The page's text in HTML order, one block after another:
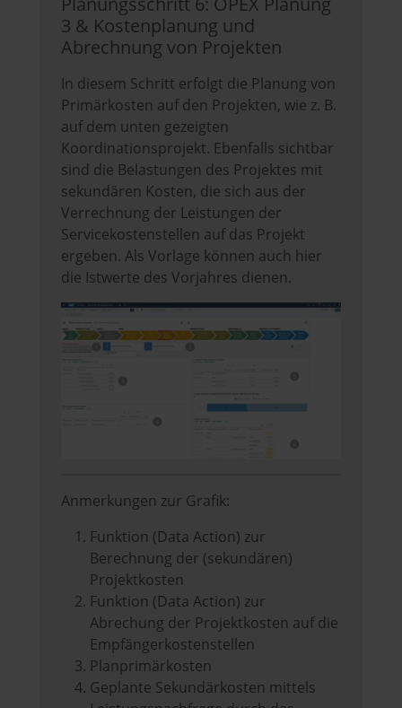
3 & Kostenplanung und
Abrechnung von Projekten
In diesem Schritt erfolgt die Planung von
Primärkosten auf den Projekten, wie z. B.
auf dem unten gezeigten
Koordinationsprojekt. Ebenfalls sichtbar
sind die Belastungen des Projektes mit
sekundären Kosten, die sich aus der
Verrechnung der Leistungen der
Servicekostenstellen auf das Projekt
ergeben. Als Vorlage können auch hier
die Istwerte des Vorjahres dienen.
Anmerkungen zur Grafik:
Funktion (Data Action) zur
Berechnung der (sekundären)
Projektkosten
Funktion (Data Action) zur
Abrechung der Projektkosten auf die
Empfängerkostenstellen
Planprimärkosten
Geplante Sekundärkosten mittels